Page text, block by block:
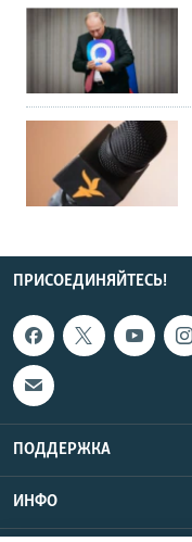
ПРИСОЕДИНЯЙТЕСЬ!
ПОДДЕРЖКА
ИНФО